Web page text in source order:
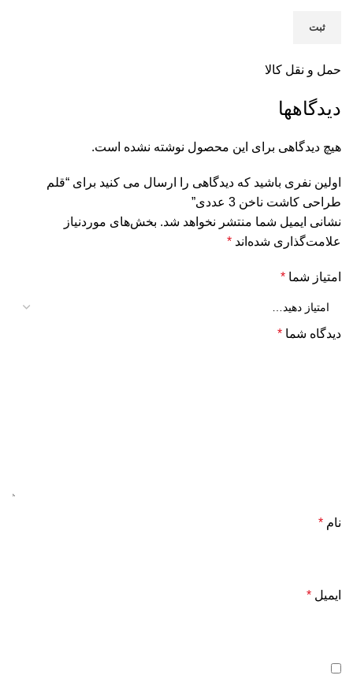
حمل و نقل کالا
دیدگاهها
هیچ دیدگاهی برای این محصول نوشته نشده است.
اولین نفری باشید که دیدگاهی را ارسال می کنید برای “قلم
طراحی کاشت ناخن 3 عددی”
نشانی ایمیل شما منتشر نخواهد شد. بخش‌های موردنیاز
علامت‌گذاری شده‌اند *
امتیاز شما *
دیدگاه شما *
نام *
ایمیل *